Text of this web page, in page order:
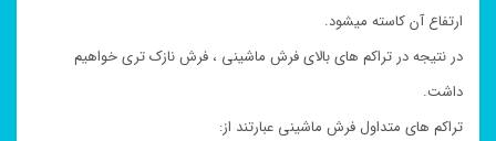
ارتفاع آن کاسته میشود.
در نتیجه در تراکم های بالای فرش ماشینی ، فرش نازک تری خواهیم
داشت.
تراکم های متداول فرش ماشینی عبارتند از: